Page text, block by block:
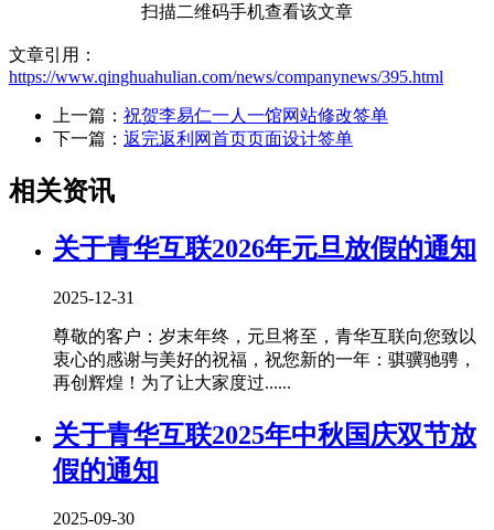
扫描二维码手机查看该文章
文章引用：
https://www.qinghuahulian.com/news/companynews/395.html
上一篇： 祝贺李易仁一人一馆网站修改签单
下一篇： 返完返利网首页页面设计签单
相关资讯
关于青华互联2026年元旦放假的通知
2025-12-31
尊敬的客户：岁末年终，元旦将至，青华互联向您致以
衷心的感谢与美好的祝福，祝您新的一年：骐骥驰骋，
再创辉煌！为了让大家度过......
关于青华互联2025年中秋国庆双节放
假的通知
2025-09-30